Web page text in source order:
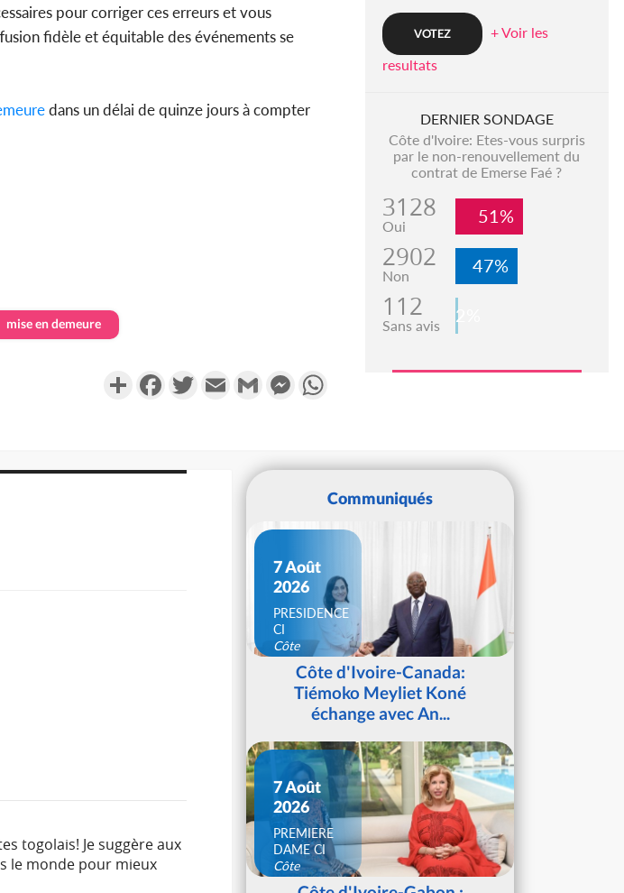
pour corriger ces erreurs et vous
fidèle et équitable des événements se
dans un délai de quinze jours à compter
mise en demeure
PartagerFacebookTwitterEmail Gmail MessengerWhatsApp
+ Voir les
resultats
DERNIER SONDAGE
Côte d'Ivoire: Etes-vous surpris
par le non-renouvellement du
contrat de Emerse Faé ?
3128
Oui 51%
2902
Non 47%
112
Sans avis 2%
togolais! Je suggère aux
le monde pour mieux
Communiqués
7 Août
2026
PRESIDENCE
CI
Côte
d'IvoireCôte d'Ivoire-Canada:
Tiémoko Meyliet Koné
échange avec An...
7 Août
2026
PREMIERE
DAME CI
Côte
d'Ivoire